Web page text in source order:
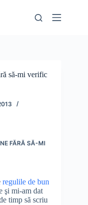
să-mi verific
FĂRĂ SĂ-MI
regulile de bun
şi mi-am dat
timp să scriu